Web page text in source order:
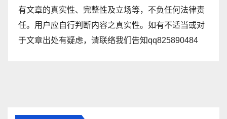
有文章的真实性、完整性及立场等，不负任何法律责
任。用户应自行判断内容之真实性。如有不适当或对
于文章出处有疑虑，请联络我们告知qq825890484